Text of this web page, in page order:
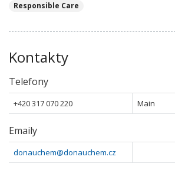
Responsible Care
Kontakty
Telefony
+420 317 070 220 Main
Emaily
donauchem@donauchem.cz